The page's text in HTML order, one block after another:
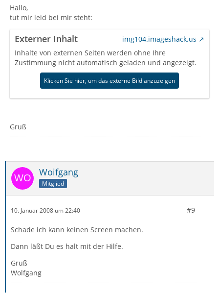
Hallo,
tut mir leid bei mir steht:
Externer Inhalt
img104.imageshack.us
Inhalte von externen Seiten werden ohne Ihre
Zustimmung nicht automatisch geladen und angezeigt.
Klicken Sie hier, um das externe Bild anzuzeigen
Gruß
Woifgang
Mitglied
10. Januar 2008 um 22:40 #9
Schade ich kann keinen Screen machen.
Dann läßt Du es halt mit der Hilfe.
Gruß
Wolfgang